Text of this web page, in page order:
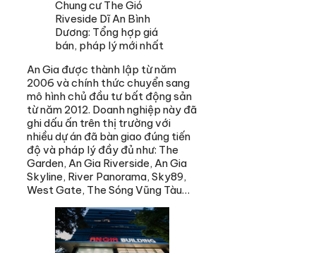
Chung cư The Gió
Riveside Dĩ An Bình
Dương: Tổng hợp giá
bán, pháp lý mới nhất
An Gia được thành lập từ năm
2006 và chính thức chuyển sang
mô hình chủ đầu tư bất động sản
từ năm 2012. Doanh nghiệp này đã
ghi dấu ấn trên thị trường với
nhiều dự án đã bàn giao đúng tiến
độ và pháp lý đầy đủ như: The
Garden, An Gia Riverside, An Gia
Skyline, River Panorama, Sky89,
West Gate, The Sóng Vũng Tàu…